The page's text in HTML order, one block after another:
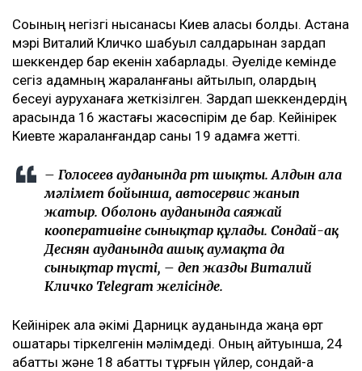
Соққының негізгі нысанасы Киев қаласы болды. Астана
мэрі Виталий Кличко шабуыл салдарынан зардап
шеккендер бар екенін хабарлады. Әуеліде кемінде
сегіз адамның жараланғаны айтылып, олардың
бесеуі ауруханаға жеткізілген. Зардап шеккендердің
арасында 16 жастағы жасөспірім де бар. Кейінірек
Киевте жараланғандар саны 19 адамға жетті.
– Голосеев ауданында өрт шықты. Алдын ала
мәлімет бойынша, автосервис жанып
жатыр. Оболонь ауданында саяжай
кооперативіне сынықтар құлады. Сондай-ақ
Деснян ауданында ашық аумақта да
сынықтар түсті, – деп жазды Виталий
Кличко Telegram желісінде.
Кейінірек қала әкімі Дарницк ауданында жаңа өрт
ошақтары тіркелгенін мәлімдеді. Оның айтуынша, 24
қабатты және 18 қабатты тұрғын үйлер, сондай-ақ